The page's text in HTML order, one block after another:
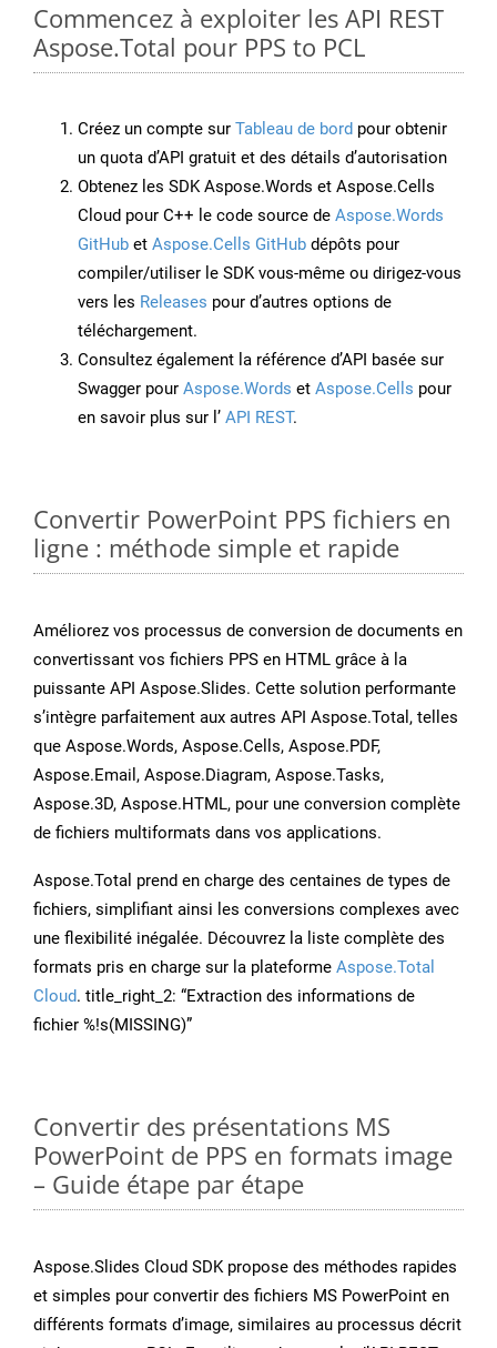
Commencez à exploiter les API REST
Aspose.Total pour PPS to PCL
Créez un compte sur Tableau de bord pour obtenir
un quota d’API gratuit et des détails d’autorisation
Obtenez les SDK Aspose.Words et Aspose.Cells
Cloud pour C++ le code source de Aspose.Words
GitHub et Aspose.Cells GitHub dépôts pour
compiler/utiliser le SDK vous-même ou dirigez-vous
vers les Releases pour d’autres options de
téléchargement.
Consultez également la référence d’API basée sur
Swagger pour Aspose.Words et Aspose.Cells pour
en savoir plus sur l’ API REST.
Convertir PowerPoint PPS fichiers en
ligne : méthode simple et rapide
Améliorez vos processus de conversion de documents en
convertissant vos fichiers PPS en HTML grâce à la
puissante API Aspose.Slides. Cette solution performante
s’intègre parfaitement aux autres API Aspose.Total, telles
que Aspose.Words, Aspose.Cells, Aspose.PDF,
Aspose.Email, Aspose.Diagram, Aspose.Tasks,
Aspose.3D, Aspose.HTML, pour une conversion complète
de fichiers multiformats dans vos applications.
Aspose.Total prend en charge des centaines de types de
fichiers, simplifiant ainsi les conversions complexes avec
une flexibilité inégalée. Découvrez la liste complète des
formats pris en charge sur la plateforme Aspose.Total
Cloud. title_right_2: “Extraction des informations de
fichier %!s(MISSING)”
Convertir des présentations MS
PowerPoint de PPS en formats image
– Guide étape par étape
Aspose.Slides Cloud SDK propose des méthodes rapides
et simples pour convertir des fichiers MS PowerPoint en
différents formats d’image, similaires au processus décrit